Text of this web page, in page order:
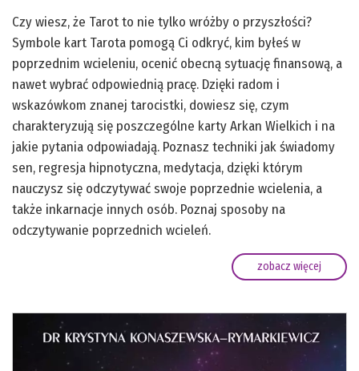
Czy wiesz, że Tarot to nie tylko wróżby o przyszłości?
Symbole kart Tarota pomogą Ci odkryć, kim byłeś w
poprzednim wcieleniu, ocenić obecną sytuację finansową, a
nawet wybrać odpowiednią pracę. Dzięki radom i
wskazówkom znanej tarocistki, dowiesz się, czym
charakteryzują się poszczególne karty Arkan Wielkich i na
jakie pytania odpowiadają. Poznasz techniki jak świadomy
sen, regresja hipnotyczna, medytacja, dzięki którym
nauczysz się odczytywać swoje poprzednie wcielenia, a
także inkarnacje innych osób. Poznaj sposoby na
odczytywanie poprzednich wcieleń.
zobacz więcej